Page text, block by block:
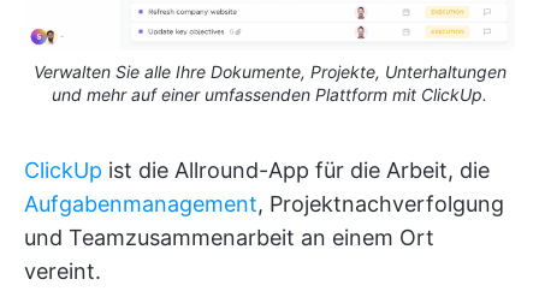
Verwalten Sie alle Ihre Dokumente, Projekte, Unterhaltungen
und mehr auf einer umfassenden Plattform mit ClickUp.
ClickUp ist die Allround-App für die Arbeit, die
Aufgabenmanagement, Projektnachverfolgung
und Teamzusammenarbeit an einem Ort
vereint.